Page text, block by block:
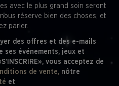
avec le plus grand soin seront
réserve bien des choses, et
parler.
des offres et des e-mails
ses événements, jeux et
vous acceptez de
de vente, nôtre
et